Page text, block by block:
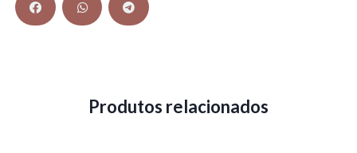
Produtos relacionados